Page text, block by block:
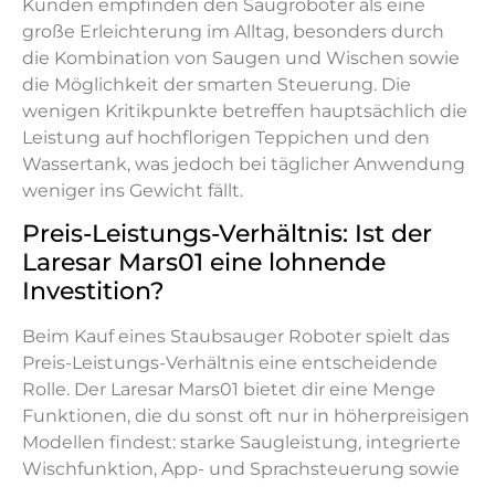
Kunden empfinden den Saugroboter als eine
große Erleichterung im Alltag, besonders durch
die Kombination von Saugen und Wischen sowie
die Möglichkeit der smarten Steuerung. Die
wenigen Kritikpunkte betreffen hauptsächlich die
Leistung auf hochflorigen Teppichen und den
Wassertank, was jedoch bei täglicher Anwendung
weniger ins Gewicht fällt.
Preis-Leistungs-Verhältnis: Ist der
Laresar Mars01 eine lohnende
Investition?
Beim Kauf eines Staubsauger Roboter spielt das
Preis-Leistungs-Verhältnis eine entscheidende
Rolle. Der Laresar Mars01 bietet dir eine Menge
Funktionen, die du sonst oft nur in höherpreisigen
Modellen findest: starke Saugleistung, integrierte
Wischfunktion, App- und Sprachsteuerung sowie